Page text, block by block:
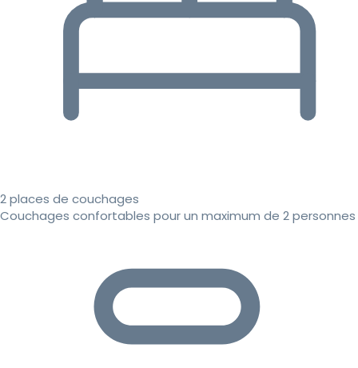
2 places de couchages
Couchages confortables pour un maximum de 2 personnes